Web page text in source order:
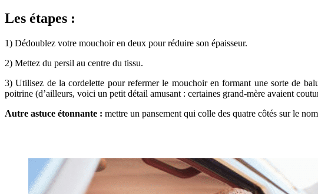
Les étapes :
1) Dédoublez votre mouchoir en deux pour réduire son épaisseur.
2) Mettez du persil au centre du tissu.
3) Utilisez de la cordelette pour refermer le mouchoir en formant une sorte de
poitrine (d’ailleurs, voici un petit détail amusant : certaines grand-mère avaient
Autre astuce étonnante : mettre un pansement qui colle des quatre côtés sur le